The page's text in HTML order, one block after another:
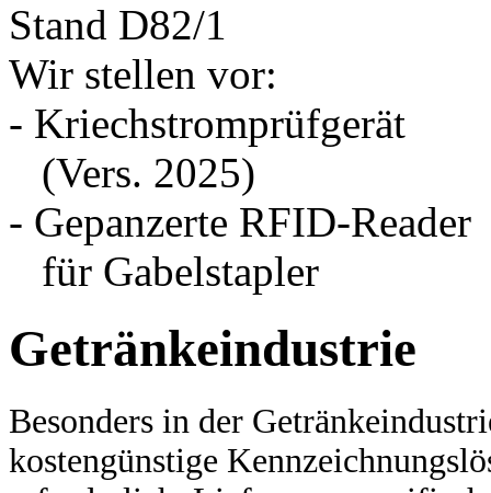
Stand D82/1
Wir stellen vor:
- Kriechstromprüfgerät
(Vers. 2025)
- Gepanzerte RFID-Reader
für Gabelstapler
Getränkeindustrie
Besonders in der
kostengünstige